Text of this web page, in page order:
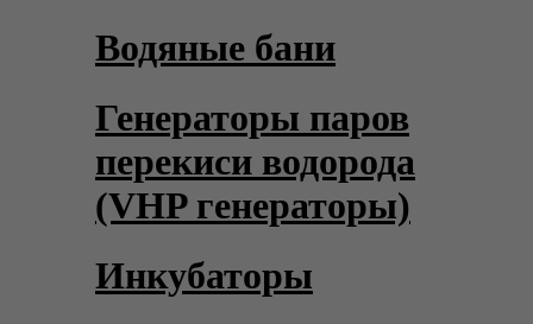
Водяные бани
Генераторы паров
перекиси водорода
(VHP генераторы)
Инкубаторы